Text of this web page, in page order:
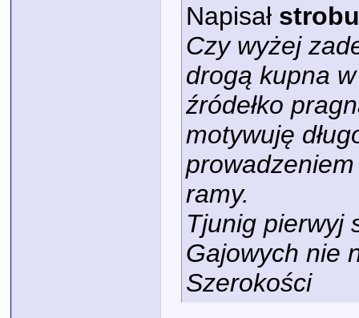
Napisał
Czy wyżej
drogą kupna
źródełko
motywuję
ramy.
Tjunig pierwyj
Gajowych nie
Szerokości